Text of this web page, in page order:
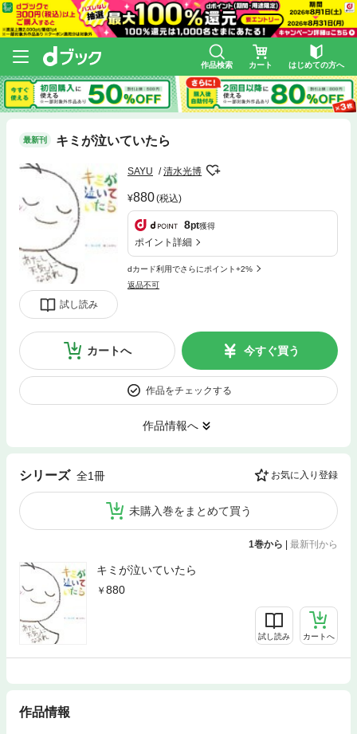
作品検索 カート はじめての方へ
最新刊 キミが泣いていたら
試し読み
SAYU 清水光博
880(税込)
8pt獲得
ポイント詳細
dカード利用でさらにポイント+2%
返品不可
カートへ 今すぐ買う
作品をチェックする
作品情報へ
シリーズ 全1冊 お気に入り登録
未購入巻をまとめて買う
1巻から 最新刊から
キミが泣いていたら
880
試し読み カートへ
作品情報